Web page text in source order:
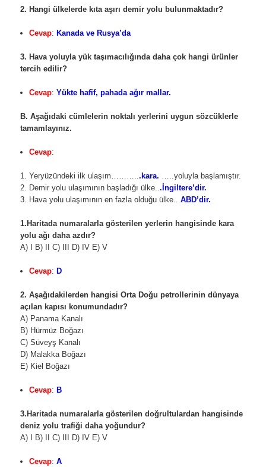
2. Hangi ülkelerde kıta aşırı demir yolu bulunmaktadır?
Cevap: Kanada ve Rusya’da
3. Hava yoluyla yük taşımacılığında daha çok hangi ürünler
tercih edilir?
Cevap: Yükte hafif, pahada ağır mallar.
B. Aşağıdaki cümlelerin noktalı yerlerini uygun sözcüklerle
tamamlayınız.
Cevap:
1. Yeryüzündeki ilk ulaşım………...kara. …..yoluyla başlamıştır.
2. Demir yolu ulaşımının başladığı ülke...İngiltere’dir.
3. Hava yolu ulaşımının en fazla olduğu ülke.. ABD’dir.
1.Haritada numaralarla gösterilen yerlerin hangisinde kara
yolu ağı daha azdır?
A) I B) II C) III D) IV E) V
Cevap: D
2. Aşağıdakilerden hangisi Orta Doğu petrollerinin dünyaya
açılan kapısı konumundadır?
A) Panama Kanalı
B) Hürmüz Boğazı
C) Süveyş Kanalı
D) Malakka Boğazı
E) Kiel Boğazı
Cevap: B
3.Haritada numaralarla gösterilen doğrultulardan hangisinde
deniz yolu trafiği daha yoğundur?
A) I B) II C) III D) IV E) V
Cevap:A